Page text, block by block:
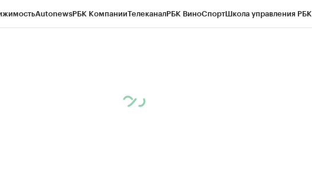
AutonewsРБК КомпанииТелеканалРБК ВиноСпортШкола управления РБК